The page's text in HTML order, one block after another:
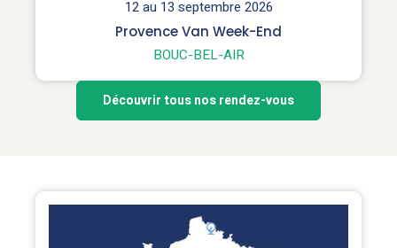
12 au 13 septembre 2026
Provence Van Week-End
BOUC-BEL-AIR
Découvrir tous nos rendez-vous